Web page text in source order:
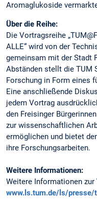
Aromaglukoside
Über die Reihe:
Die Vortragsreihe
ALLE“ wird von der
gemeinsam mit der Stadt
Abständen stellt die TUM
Forschung in Form eines
Eine anschließende
jedem Vortrag
den Freisinger
zur wissenschaftlichen
ermöglichen und bietet
ihre Forschungsarbeiten.
Weitere Informationen:
Weitere Informationen
www.ls.tum.de/ls/